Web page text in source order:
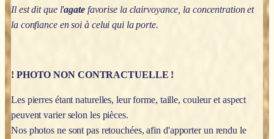
Il est dit que l'agatefavorise la clairvoyance, la concentration et
la confiance en soi à celui qui la porte.
! PHOTO NON CONTRACTUELLE !
Les pierres étant naturelles, leur forme, taille, couleur et aspect
peuvent varier selon les pièces.
Nos photos ne sont pas retouchées, afin d'apporter un rendu le